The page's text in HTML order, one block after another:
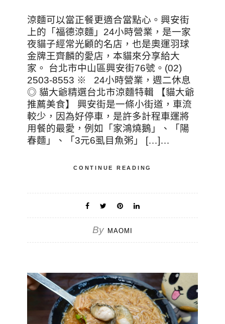
涼麵可以當正餐更適合當點心。興安街
上的「福德涼麵」24小時營業，是一家
夜貓子經常光顧的名店，也是奧運羽球
金牌王齊麟的愛店，本貓來分享給大
家。 台北市中山區興安街76號。(02)
2503-8553 ※ 24小時營業，週二休息
◎ 貓大爺精選台北市涼麵特輯 【貓大爺
推薦美食】 興安街是一條小街道，車流
較少，因為好停車，是許多計程車運將
用餐的最愛，例如「家鴻燒鵝」、「陽
春麵」、「3元6虱目魚粥」 […]…
CONTINUE READING
By MAOMI